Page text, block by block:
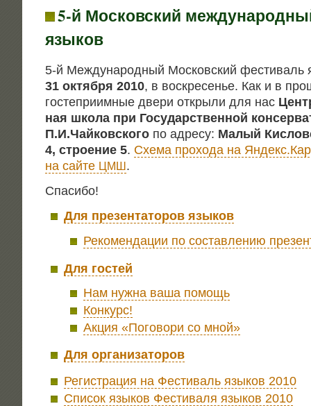
5‑й Московский
языков
5‑й Меж­ду­на­род­ный Мос­ков­ский фести­валь
31 октяб­ря 2010, в вос­кре­се­нье. Как и в
госте­при­им­ные две­ри откры­ли для нас
ная шко­ла при Госу­дар­ствен­ной
П.И.Чайковского по адре­су: Малый
4, стро­е­ние 5. Схе­ма про­хо­да на
на сай­те ЦМШ .
Спа­си­бо!
Для пре­зен­та­то­ров языков
Реко­мен­да­ции по состав­ле­нию
Для гостей
Нам нуж­на ваша помощь
Кон­курс!
Акция «Пого­во­ри со мной»
Для орга­ни­за­то­ров
Реги­стра­ция на Фести­валь язы­ков 2010
Спи­сок язы­ков Фести­ва­ля язы­ков 2010